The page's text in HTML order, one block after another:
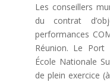
Les conseillers
du contrat
performances
Réunion. Le
École Nationale
de plein exercice